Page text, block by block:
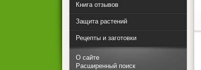
Книга отзывов
Защита растений
Рецепты и заготовки
О сайте
Расширенный поиск